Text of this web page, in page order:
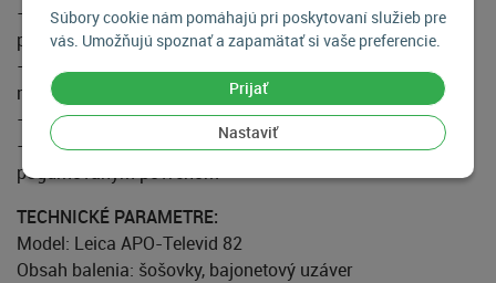
Súbory cookie nám pomáhajú pri poskytovaní služieb pre
vás. Umožňujú spoznať a zapamätať si vaše preferencie.
Prijať
Nastaviť
– vynikajúci jas a obraz aj v nepriaznivých svetelných
podmienkach
– najnižšia vzdialenosť zaostrenia vo svojej triede (len 3,8
m)
– povrchová úprava AquaDura™ odolná voči špine a vode
– extra odolnosť vďaka magnéziovému telu s
pogumovaným povrchom
TECHNICKÉ PARAMETRE:
Model: Leica APO-Televid 82
Obsah balenia: šošovky, bajonetový uzáver